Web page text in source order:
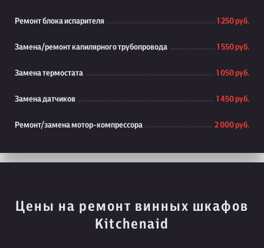
Ремонт блока испарителя 1 250 руб.
Замена/ремонт капилярного трубопровода 1 550 руб.
Замена термостата 1 050 руб.
Замена датчиков 1 450 руб.
Ремонт/замена мотор-компрессора 2 000 руб.
Цены на ремонт винных шкафов
Kitchenaid